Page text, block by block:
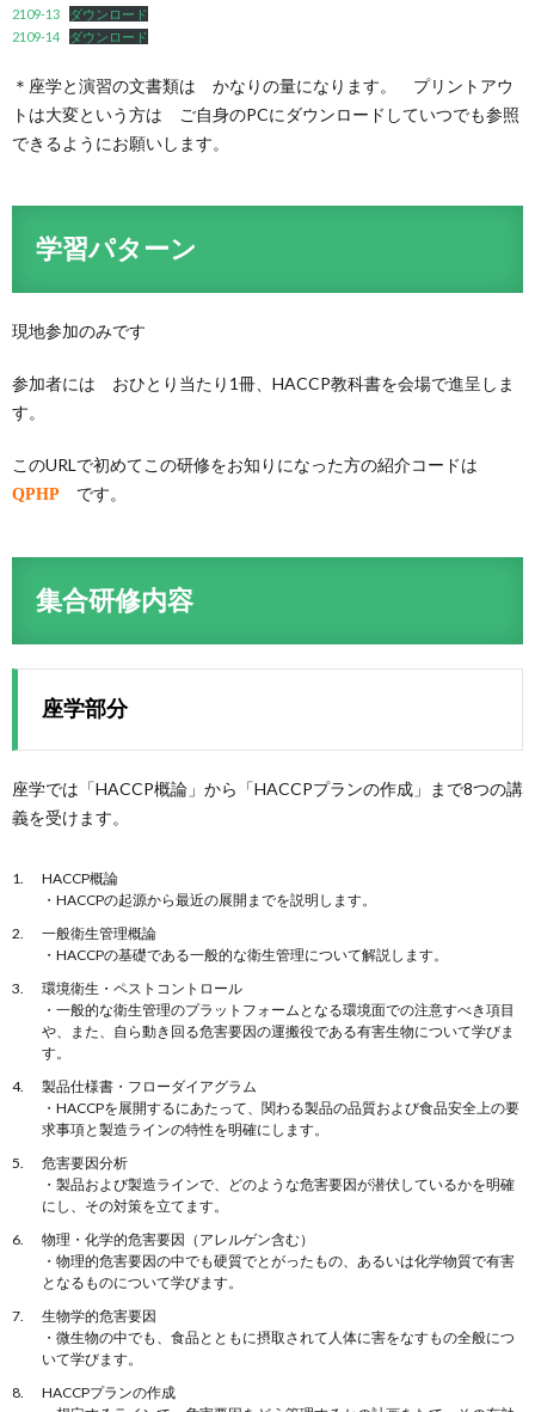
2109-13
ダウンロード
2109-14
ダウンロード
＊座学と演習の文書類は かなりの量になります。 プリントアウ
トは大変という方は ご自身のPCにダウンロードしていつでも参照
できるようにお願いします。
学習パターン
現地参加のみです
参加者には おひとり当たり1冊、HACCP教科書を会場で進呈しま
す。
このURLで初めてこの研修をお知りになった方の紹介コードは
QPHP です。
集合研修内容
座学部分
座学では「HACCP概論」から「HACCPプランの作成」まで8つの講
義を受けます。
HACCP概論
・HACCPの起源から最近の展開までを説明します。
一般衛生管理概論
・HACCPの基礎である一般的な衛生管理について解説します。
環境衛生・ペストコントロール
・一般的な衛生管理のプラットフォームとなる環境面での注意すべき項目
や、また、自ら動き回る危害要因の運搬役である有害生物について学びま
す。
製品仕様書・フローダイアグラム
・HACCPを展開するにあたって、関わる製品の品質および食品安全上の要
求事項と製造ラインの特性を明確にします。
危害要因分析
・製品および製造ラインで、どのような危害要因が潜伏しているかを明確
にし、その対策を立てます。
物理・化学的危害要因（アレルゲン含む）
・物理的危害要因の中でも硬質でとがったもの、あるいは化学物質で有害
となるものについて学びます。
生物学的危害要因
・微生物の中でも、食品とともに摂取されて人体に害をなすもの全般につ
いて学びます。
HACCPプランの作成